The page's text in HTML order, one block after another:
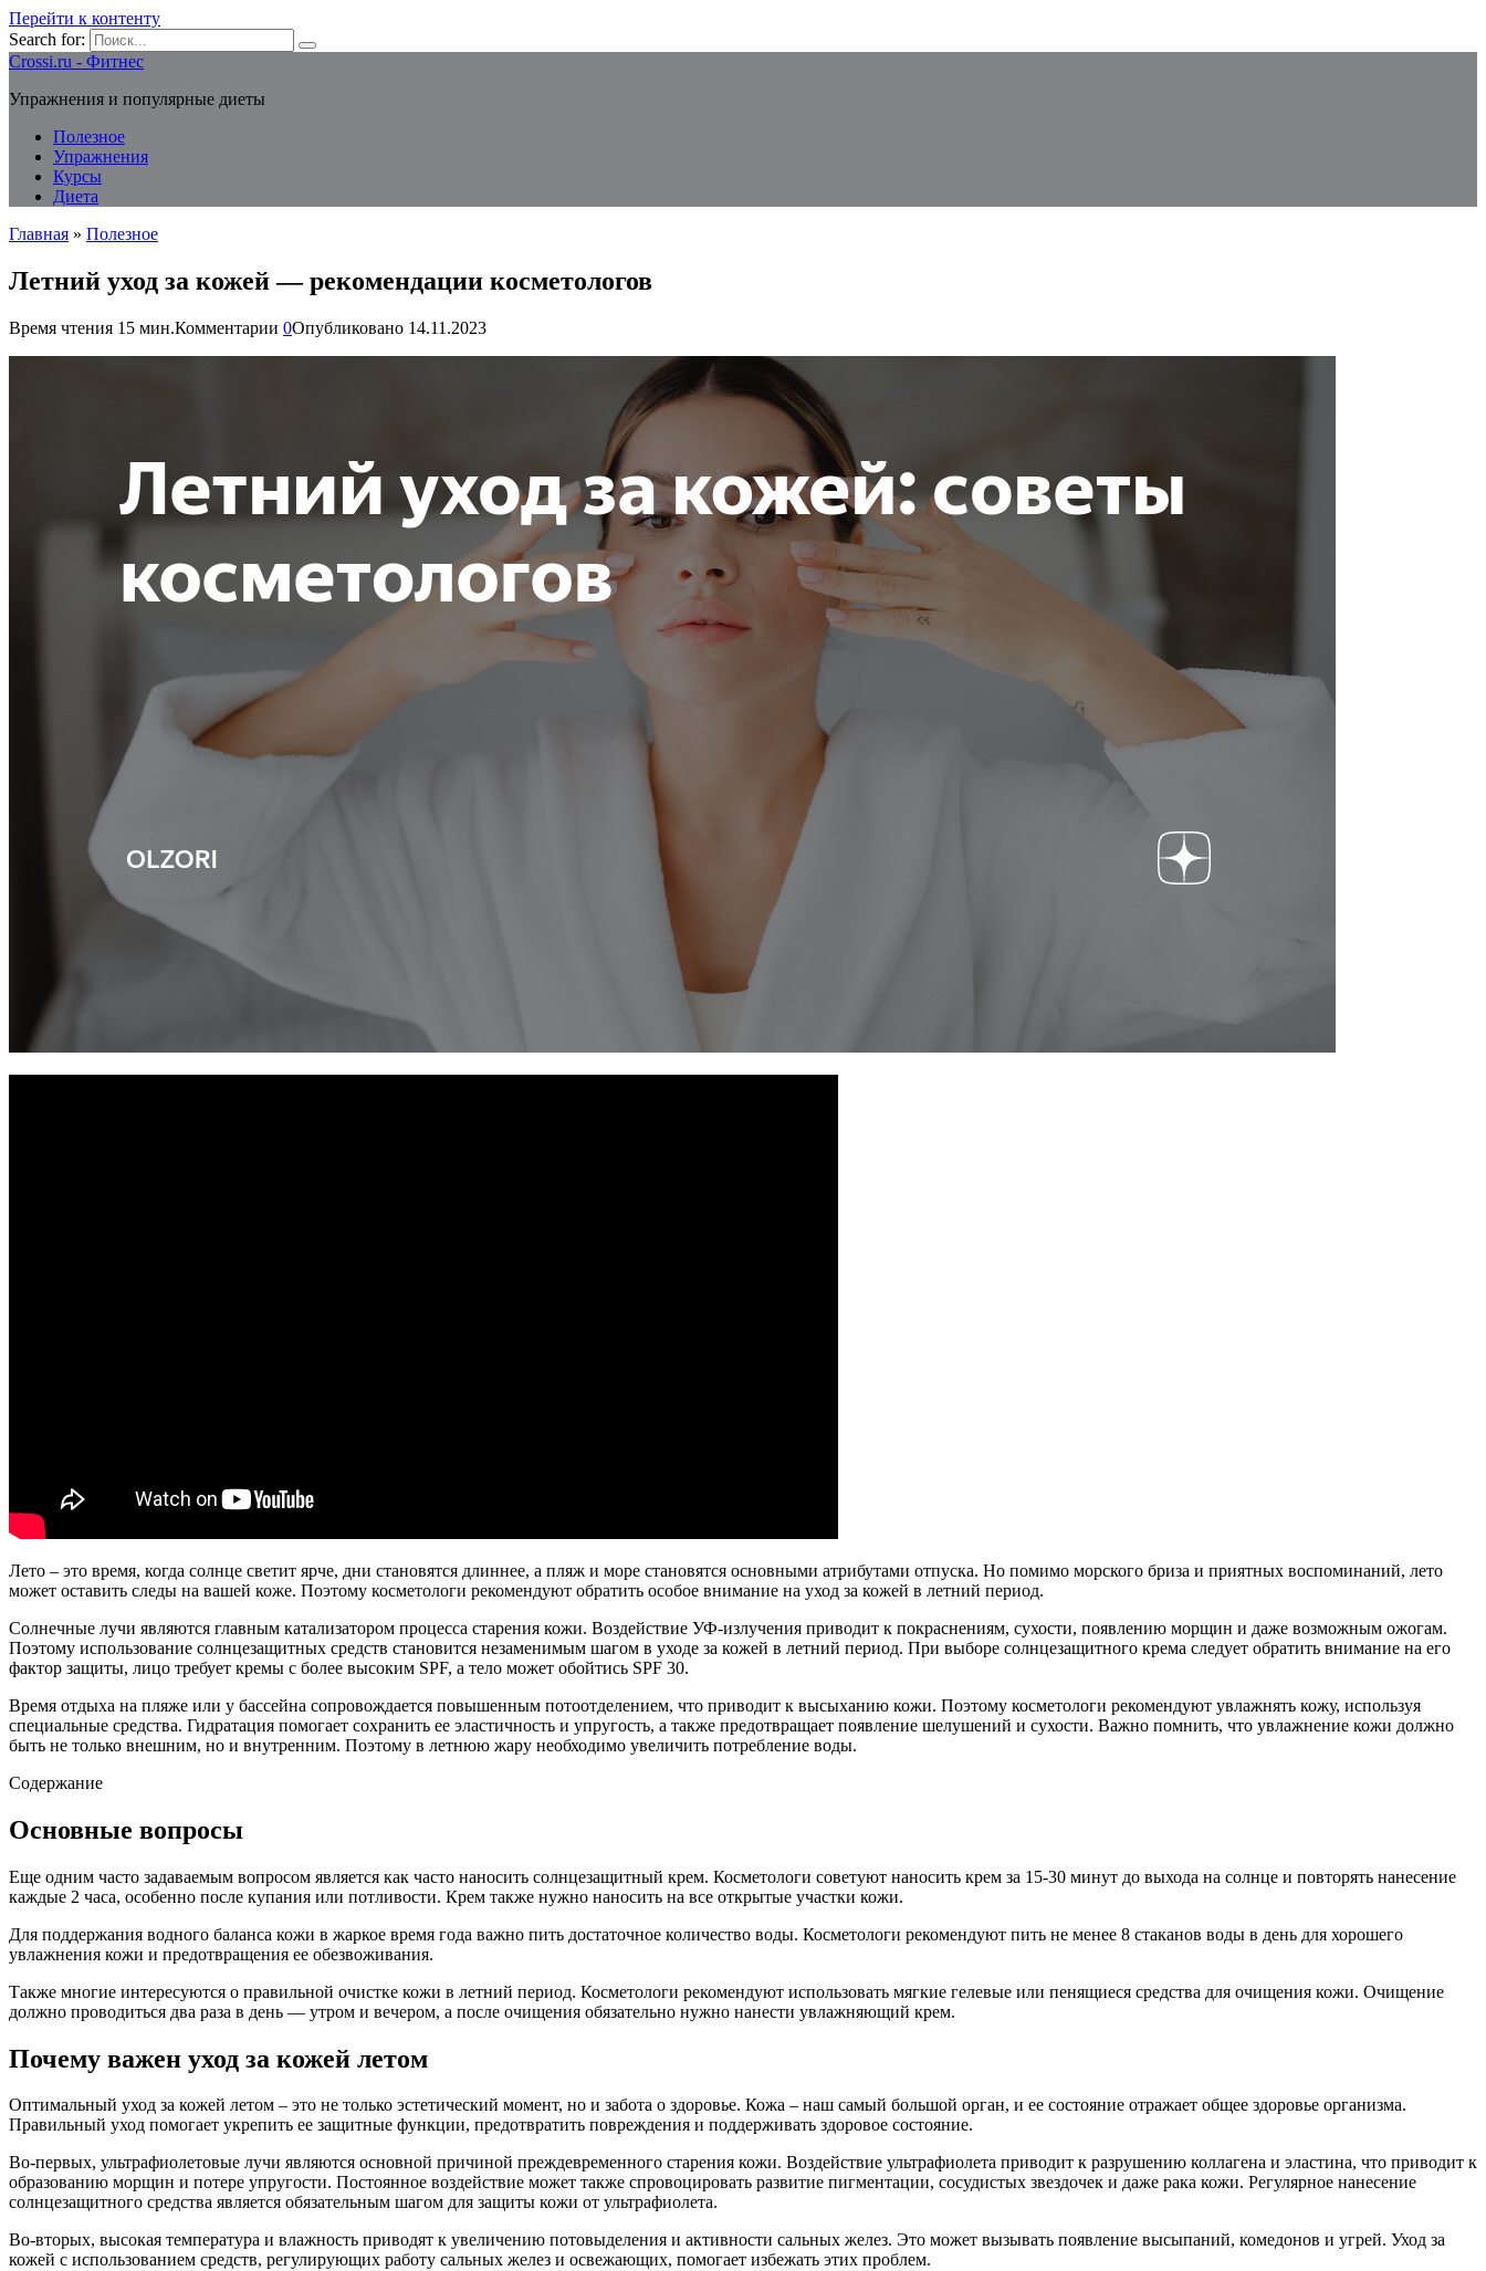
Перейти к контенту
Search for:
Crossi.ru - Фитнес
Упражнения и популярные диеты
Полезное
Упражнения
Курсы
Диета
Главная » Полезное
Летний уход за кожей — рекомендации косметологов
Время чтения 15 мин.Комментарии 0Опубликовано 14.11.2023
Лето – это время, когда солнце светит ярче, дни становятся длиннее, а пляж и море становятся основными атрибутами отпуска. Но помимо морского бриза и приятных воспоминаний, лето
может оставить следы на вашей коже. Поэтому косметологи рекомендуют обратить особое внимание на уход за кожей в летний период.
Солнечные лучи являются главным катализатором процесса старения кожи. Воздействие УФ-излучения приводит к покраснениям, сухости, появлению морщин и даже возможным ожогам.
Поэтому использование солнцезащитных средств становится незаменимым шагом в уходе за кожей в летний период. При выборе солнцезащитного крема следует обратить внимание на его
фактор защиты, лицо требует кремы с более высоким SPF, а тело может обойтись SPF 30.
Время отдыха на пляже или у бассейна сопровождается повышенным потоотделением, что приводит к высыханию кожи. Поэтому косметологи рекомендуют увлажнять кожу, используя
специальные средства. Гидратация помогает сохранить ее эластичность и упругость, а также предотвращает появление шелушений и сухости. Важно помнить, что увлажнение кожи должно
быть не только внешним, но и внутренним. Поэтому в летнюю жару необходимо увеличить потребление воды.
Содержание
Основные вопросы
Еще одним часто задаваемым вопросом является как часто наносить солнцезащитный крем. Косметологи советуют наносить крем за 15-30 минут до выхода на солнце и повторять нанесение
каждые 2 часа, особенно после купания или потливости. Крем также нужно наносить на все открытые участки кожи.
Для поддержания водного баланса кожи в жаркое время года важно пить достаточное количество воды. Косметологи рекомендуют пить не менее 8 стаканов воды в день для хорошего
увлажнения кожи и предотвращения ее обезвоживания.
Также многие интересуются о правильной очистке кожи в летний период. Косметологи рекомендуют использовать мягкие гелевые или пенящиеся средства для очищения кожи. Очищение
должно проводиться два раза в день — утром и вечером, а после очищения обязательно нужно нанести увлажняющий крем.
Почему важен уход за кожей летом
Оптимальный уход за кожей летом – это не только эстетический момент, но и забота о здоровье. Кожа – наш самый большой орган, и ее состояние отражает общее здоровье организма.
Правильный уход помогает укрепить ее защитные функции, предотвратить повреждения и поддерживать здоровое состояние.
Во-первых, ультрафиолетовые лучи являются основной причиной преждевременного старения кожи. Воздействие ультрафиолета приводит к разрушению коллагена и эластина, что приводит к
образованию морщин и потере упругости. Постоянное воздействие может также спровоцировать развитие пигментации, сосудистых звездочек и даже рака кожи. Регулярное нанесение
солнцезащитного средства является обязательным шагом для защиты кожи от ультрафиолета.
Во-вторых, высокая температура и влажность приводят к увеличению потовыделения и активности сальных желез. Это может вызывать появление высыпаний, комедонов и угрей. Уход за
кожей с использованием средств, регулирующих работу сальных желез и освежающих, помогает избежать этих проблем.